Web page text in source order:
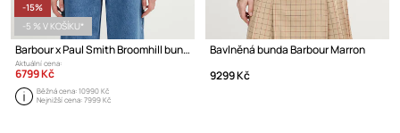
-15%
-5 % V KOŠÍKU*
Barbour x Paul Smith Broomhill bunda dámská
Aktuální cena:
6799 Kč
Běžná cena:10990 Kč
Nejnižší cena:7999 Kč
Bavlněná bunda Barbour Marron
9299 Kč